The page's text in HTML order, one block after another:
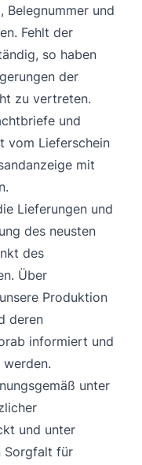
Belegnummer und
Fehlt der
so haben
der
zu vertreten.
und
vom Lieferschein
mit
Lieferungen und
des neusten
des
Über
Produktion
deren
informiert und
unter
und unter
Sorgfalt für